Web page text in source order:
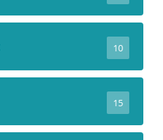
10
15